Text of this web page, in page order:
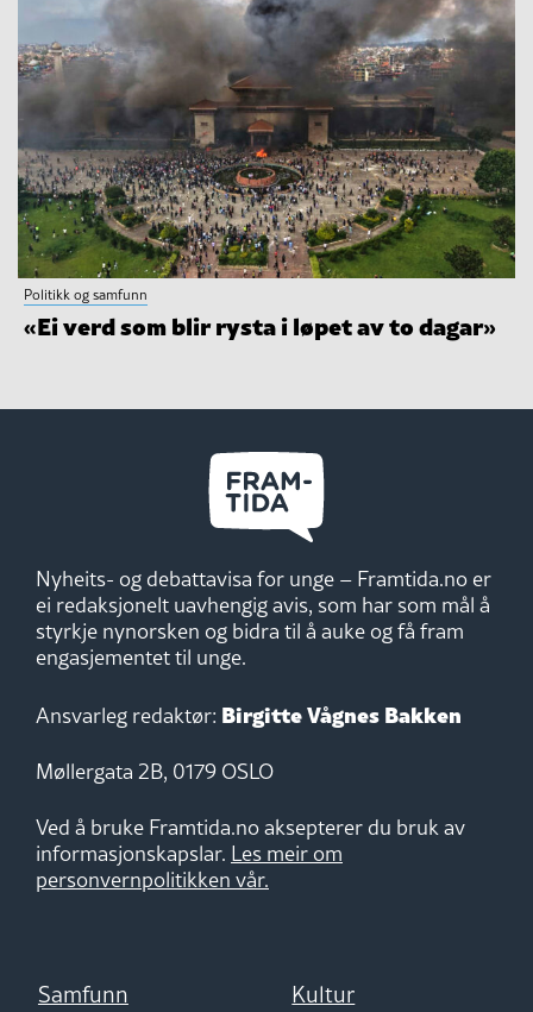
Politikk og samfunn
«Ei verd som blir rysta i løpet av to dagar»
Nyheits- og debattavisa for unge – Framtida.no er
ei redaksjonelt uavhengig avis, som har som mål å
styrkje nynorsken og bidra til å auke og få fram
engasjementet til unge.
Ansvarleg redaktør: Birgitte Vågnes Bakken
Møllergata 2B, 0179 OSLO
Ved å bruke Framtida.no aksepterer du bruk av
informasjonskapslar. Les meir om
personvernpolitikken vår.
Samfunn
Kultur